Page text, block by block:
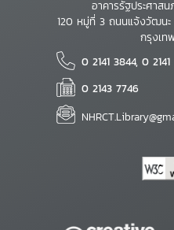
อาคารรัฐประศาส
120 หมู่ที่ 3 ถนนแจ้งวัฒน
กรุงเท
0 2141 3844, 0
0 2143 7746